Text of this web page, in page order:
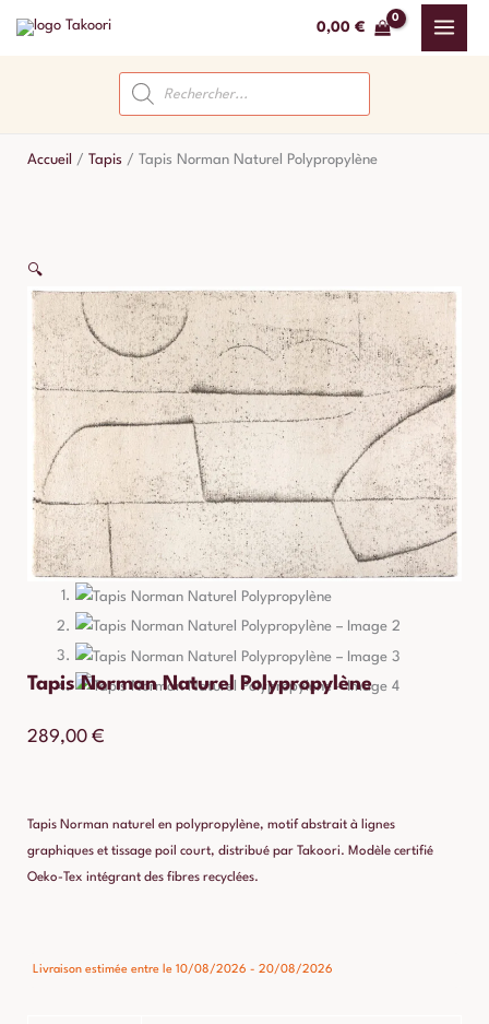
0,00 €
Recherche
de
produits
Accueil / Tapis / Tapis Norman Naturel Polypropylène
🔍
Tapis Norman Naturel Polypropylène
289,00 €
Tapis Norman naturel en polypropylène, motif abstrait à lignes
graphiques et tissage poil court, distribué par Takoori. Modèle certifié
Oeko-Tex intégrant des fibres recyclées.
Livraison estimée entre le 10/08/2026 - 20/08/2026